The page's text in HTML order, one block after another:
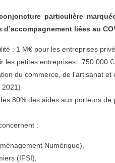
particulière
liées au
: 1 M€ pour les entreprises
les petites entreprises : 750 000 €
du commerce, de l’artisanat
2021)
80% des aides aux porteurs de
:
Numérique),
(IFSI),